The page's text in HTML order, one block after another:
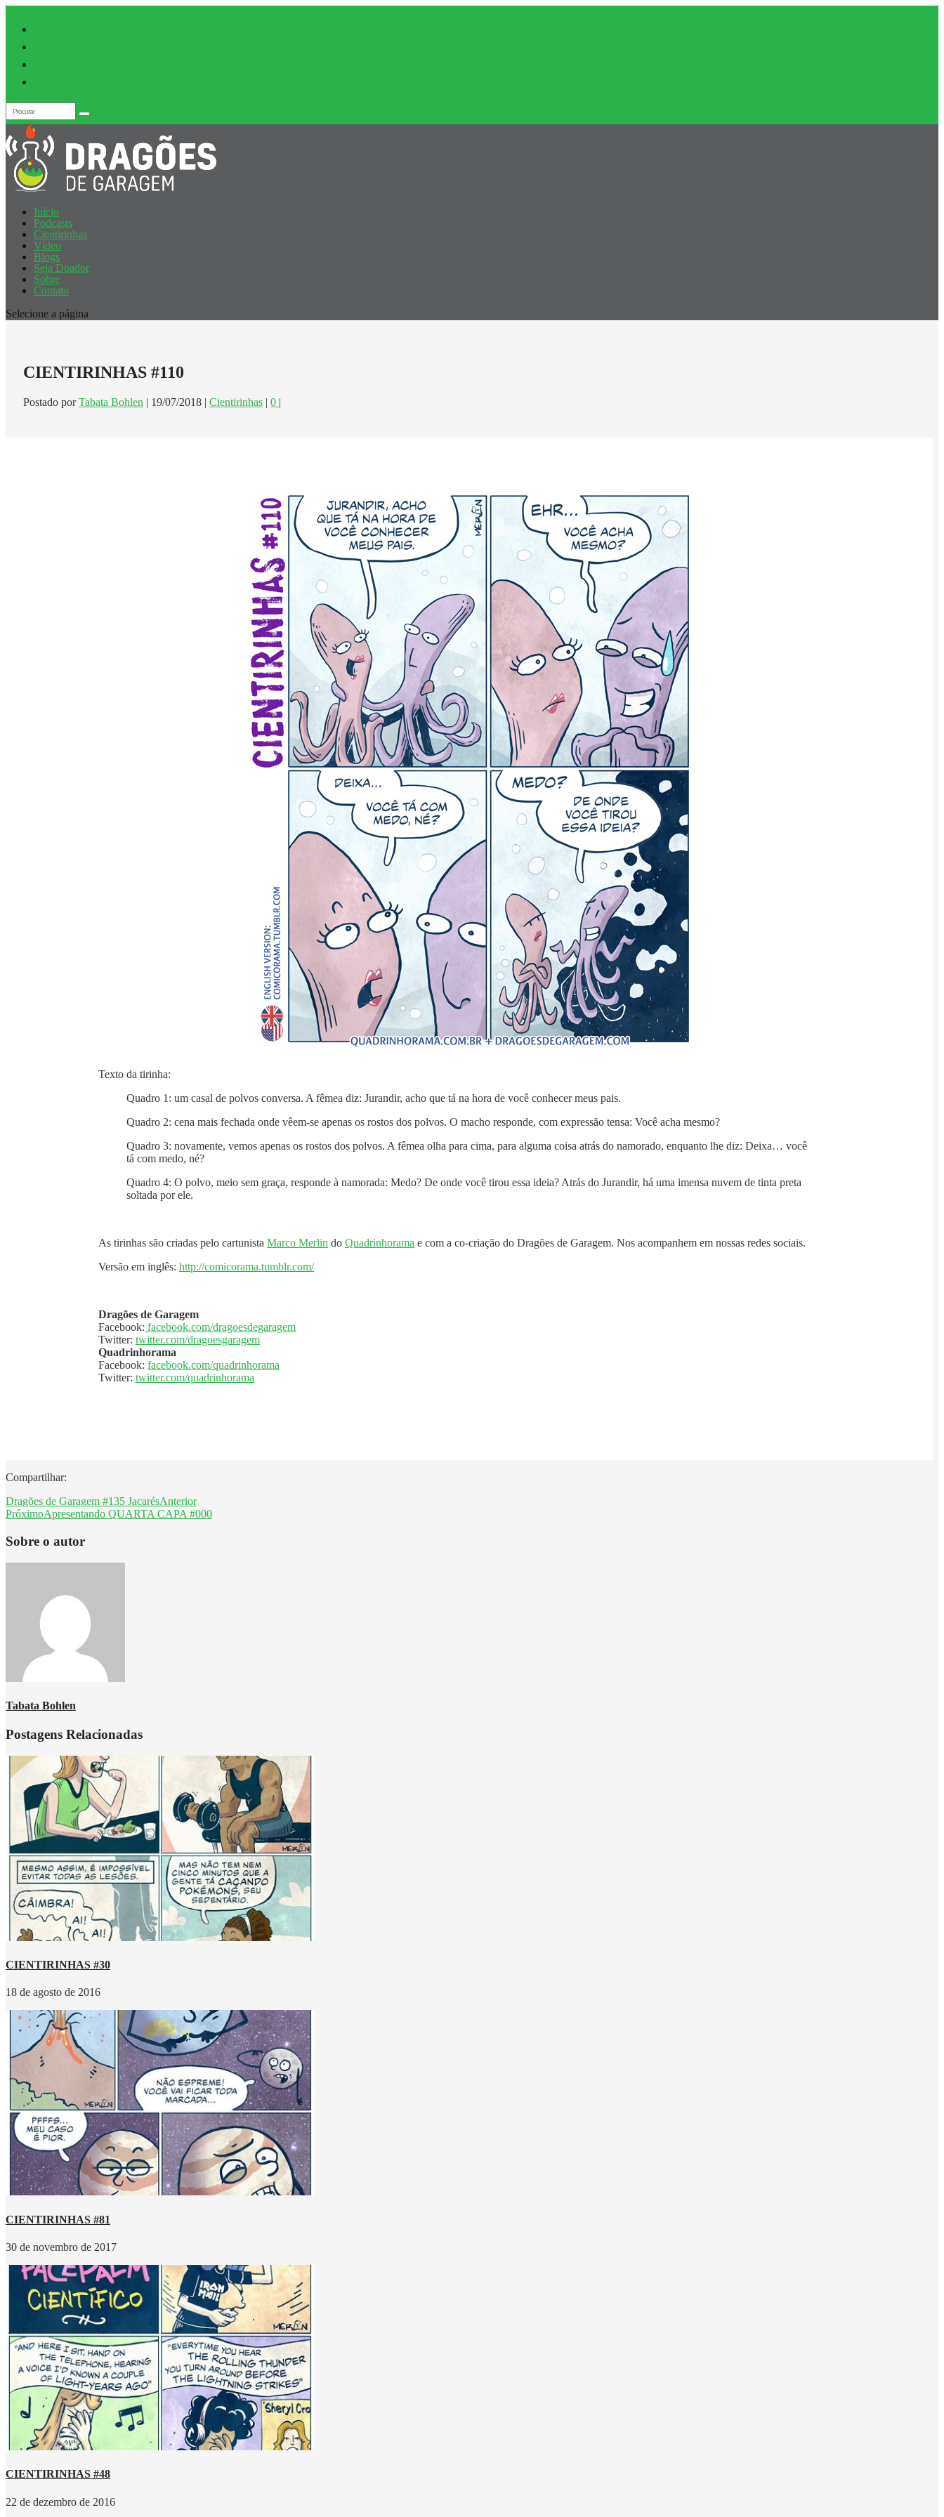
Início
Podcasts
Cientirinhas
Vídeo
Blogs
Seja Doador
Sobre
Contato
Selecione a página
CIENTIRINHAS #110
Postado porTabata Bohlen | 19/07/2018 | Cientirinhas | 0 |
Texto da tirinha:
Quadro 1: um casal de polvos conversa. A fêmea diz: Jurandir, acho que tá na hora de você conhecer meus pais.
Quadro 2: cena mais fechada onde vêem-se apenas os rostos dos polvos. O macho responde, com expressão tensa: Você acha mesmo?
Quadro 3: novamente, vemos apenas os rostos dos polvos. A fêmea olha para cima, para alguma coisa atrás do namorado, enquanto lhe diz: Deixa… você
tá com medo, né?
Quadro 4: O polvo, meio sem graça, responde à namorada: Medo? De onde você tirou essa ideia? Atrás do Jurandir, há uma imensa nuvem de tinta preta
soltada por ele.
As tirinhas são criadas pelo cartunista Marco Merlin do Quadrinhorama e com a co-criação do Dragões de Garagem. Nos acompanhem em nossas redes sociais.
Versão em inglês: http://comicorama.tumblr.com/
Dragões de Garagem
Facebook: facebook.com/dragoesdegaragem
Twitter: twitter.com/dragoesgaragem
Quadrinhorama
Facebook: facebook.com/quadrinhorama
Twitter: twitter.com/quadrinhorama
Compartilhar:
Dragões de Garagem #135 JacarésAnterior
PróximoApresentando QUARTA CAPA #000
Sobre o autor
Tabata Bohlen
Postagens Relacionadas
CIENTIRINHAS #30
18 de agosto de 2016
CIENTIRINHAS #81
30 de novembro de 2017
CIENTIRINHAS #48
22 de dezembro de 2016